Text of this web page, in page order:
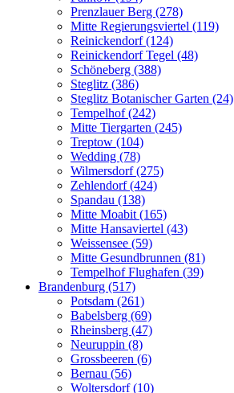
Prenzlauer Berg (278)
Mitte Regierungsviertel (119)
Reinickendorf (124)
Reinickendorf Tegel (48)
Schöneberg (388)
Steglitz (386)
Steglitz Botanischer Garten (24)
Tempelhof (242)
Mitte Tiergarten (245)
Treptow (104)
Wedding (78)
Wilmersdorf (275)
Zehlendorf (424)
Spandau (138)
Mitte Moabit (165)
Mitte Hansaviertel (43)
Weissensee (59)
Mitte Gesundbrunnen (81)
Tempelhof Flughafen (39)
Brandenburg (517)
Potsdam (261)
Babelsberg (69)
Rheinsberg (47)
Neuruppin (8)
Grossbeeren (6)
Bernau (56)
Woltersdorf (10)